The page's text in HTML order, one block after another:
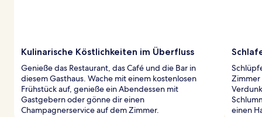
Kulinarische Köstlichkeiten im Überfluss
Genieße das Restaurant, das Café und die Bar in
diesem Gasthaus. Wache mit einem kostenlosen
Frühstück auf, genieße ein Abendessen mit
Gastgebern oder gönne dir einen
Champagnerservice auf dem Zimmer.
Zimmer
einen